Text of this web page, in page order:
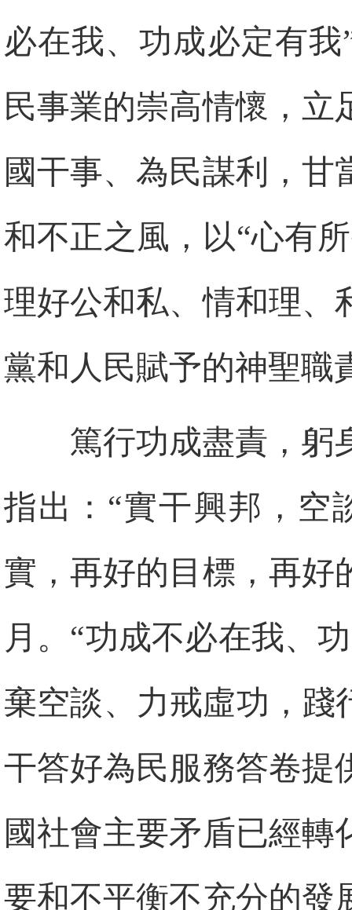
必在我、功成必定有
民事業的崇高情懷，立
國干事、為民謀利，甘
和不正之風，以“心有
理好公和私、情和理、
黨和人民賦予的神聖職
篤行功成盡責，躬
指出：“實干興邦，空
實，再好的目標，再好
月。“功成不必在我、
棄空談、力戒虛功，踐
干答好為民服務答卷提
國社會主要矛盾已經轉
要和不平衡不充分的發